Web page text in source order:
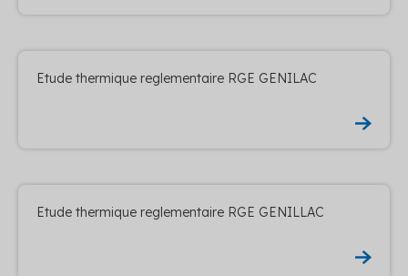
Etude thermique reglementaire RGE GENILAC
Etude thermique reglementaire RGE GENILLAC